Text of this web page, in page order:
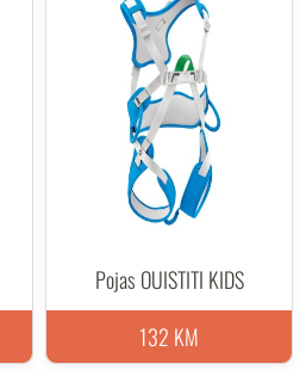
Pojas OUISTITI KIDS
132 KM